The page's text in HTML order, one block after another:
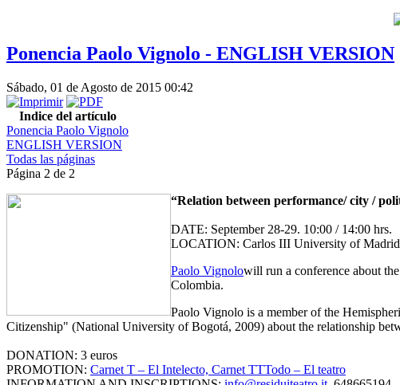
Ponencia Paolo Vignolo - ENGLISH VERSION
Sábado, 01 de Agosto de 2015 00:42
Indice del artículo
Ponencia Paolo Vignolo
ENGLISH VERSION
Todas las páginas
Página 2 de 2
“Relation between performance/ city /
DATE: September 28-29. 10:00 / 14:00 hrs.
LOCATION: Carlos III University of Madrid
Paolo Vignolowill run a conference about
Colombia.
Paolo Vignolo is a member of the
Citizenship" (National University of Bogotá, 2009) about the relationship
DONATION: 3 euros
PROMOTION: Carnet T – El Intelecto, Carnet TTTodo – El teatro